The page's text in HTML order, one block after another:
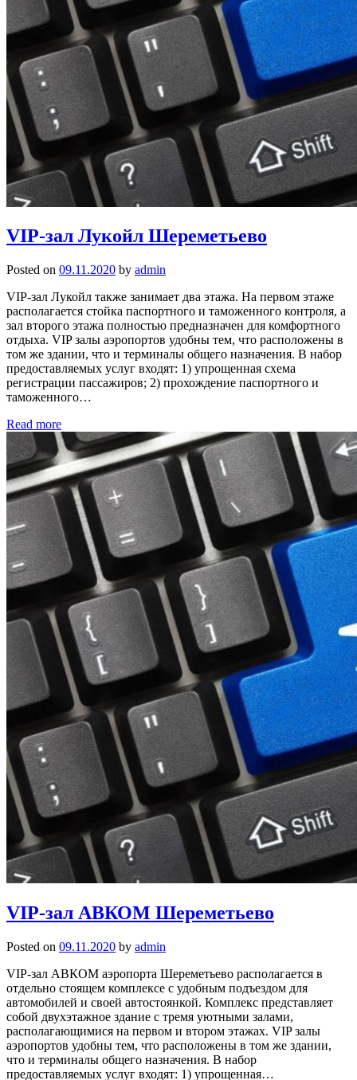
VIP-зал Лукойл Шереметьево
Posted on 09.11.2020 by admin
VIP-зал Лукойл также занимает два этажа. На первом этаже
располагается стойка паспортного и таможенного контроля, а
зал второго этажа полностью предназначен для комфортного
отдыха. VIP залы аэропортов удобны тем, что расположены в
том же здании, что и терминалы общего назначения. В набор
предоставляемых услуг входят: 1) упрощенная схема
регистрации пассажиров; 2) прохождение паспортного и
таможенного…
Read more
VIP-зал АВКОМ Шереметьево
Posted on 09.11.2020 by admin
VIP-зал АВКОМ аэропорта Шереметьево располагается в
отдельно стоящем комплексе с удобным подъездом для
автомобилей и своей автостоянкой. Комплекс представляет
собой двухэтажное здание с тремя уютными залами,
располагающимися на первом и втором этажах. VIP залы
аэропортов удобны тем, что расположены в том же здании,
что и терминалы общего назначения. В набор
предоставляемых услуг входят: 1) упрощенная…